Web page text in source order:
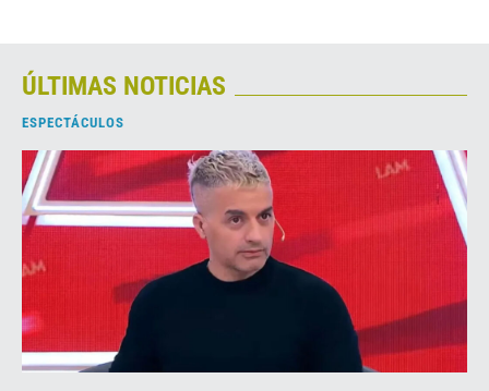
ÚLTIMAS NOTICIAS
ESPECTÁCULOS